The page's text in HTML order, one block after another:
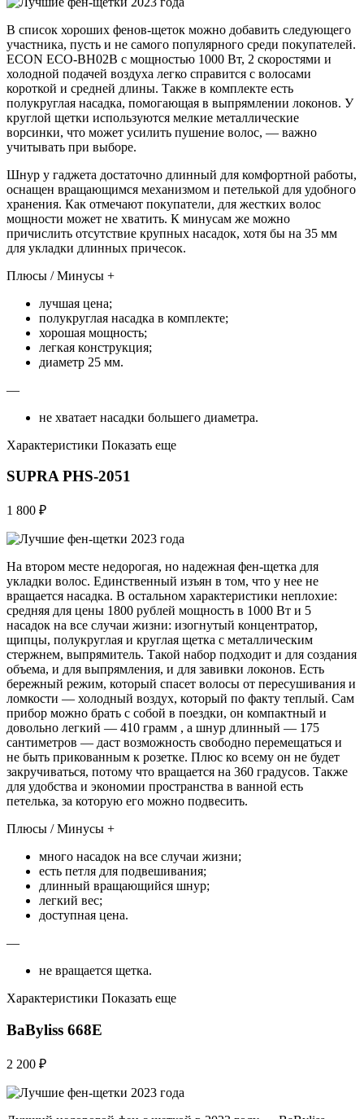
В список хороших фенов-щеток можно добавить следующего
участника, пусть и не самого популярного среди покупателей.
ECON ECO-BH02B с мощностью 1000 Вт, 2 скоростями и
холодной подачей воздуха легко справится с волосами
короткой и средней длины. Также в комплекте есть
полукруглая насадка, помогающая в выпрямлении локонов. У
круглой щетки используются мелкие металлические
ворсинки, что может усилить пушение волос, — важно
учитывать при выборе.
Шнур у гаджета достаточно длинный для комфортной работы,
оснащен вращающимся механизмом и петелькой для удобного
хранения. Как отмечают покупатели, для жестких волос
мощности может не хватить. К минусам же можно
причислить отсутствие крупных насадок, хотя бы на 35 мм
для укладки длинных причесок.
Плюсы / Минусы +
лучшая цена;
полукруглая насадка в комплекте;
хорошая мощность;
легкая конструкция;
диаметр 25 мм.
—
не хватает насадки большего диаметра.
Характеристики Показать еще
SUPRA PHS-2051
1 800 ₽
На втором месте недорогая, но надежная фен-щетка для
укладки волос. Единственный изъян в том, что у нее не
вращается насадка. В остальном характеристики неплохие:
средняя для цены 1800 рублей мощность в 1000 Вт и 5
насадок на все случаи жизни: изогнутый концентратор,
щипцы, полукруглая и круглая щетка с металли­ческим
стержнем, выпрямитель. Такой набор подходит и для создания
объема, и для выпрямления, и для завивки локонов. Есть
бережный режим, который спасет волосы от пересушивания и
ломкости — холодный воздух, который по факту теплый. Сам
прибор можно брать с собой в поездки, он компактный и
довольно легкий — 410 грамм , а шнур длинный — 175
сантиметров — даст возможность свободно перемещаться и
не быть прикованным к розетке. Плюс ко всему он не будет
закручиваться, потому что вращается на 360 градусов. Также
для удобства и экономии пространства в ванной есть
петелька, за которую его можно подвесить.
Плюсы / Минусы +
много насадок на все случаи жизни;
есть петля для подвешивания;
длинный вращающийся шнур;
легкий вес;
доступная цена.
—
не вращается щетка.
Характеристики Показать еще
BaByliss 668E
2 200 ₽